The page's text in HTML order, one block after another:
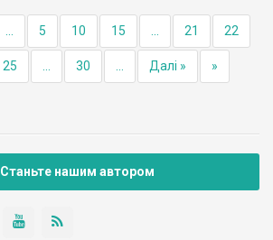
5 10 15 21 22
25 30 Далі » »
Станьте нашим автором